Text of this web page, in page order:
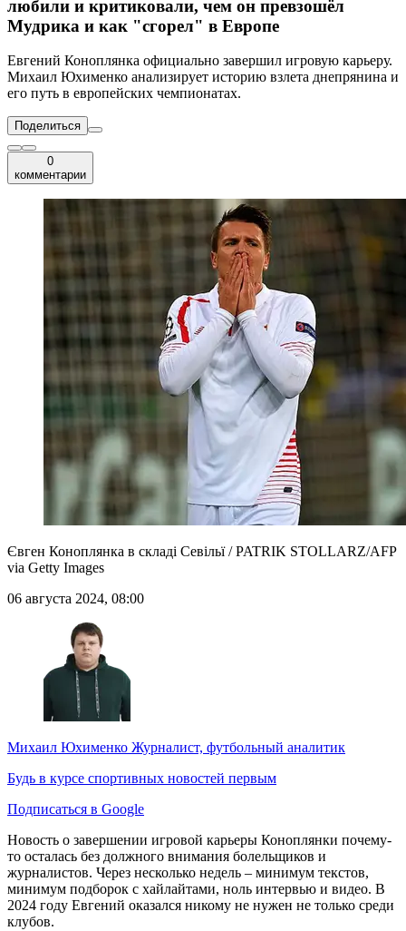
любили и критиковали, чем он превзошёл
Мудрика и как "сгорел" в Европе
Евгений Коноплянка официально завершил игровую карьеру.
Михаил Юхименко анализирует историю взлета днепрянина и
его путь в европейских чемпионатах.
Поделиться
0
комментарии
Євген Коноплянка в складі Севільї / PATRIK STOLLARZ/AFP
via Getty Images
06 августа 2024, 08:00
Михаил Юхименко Журналист, футбольный аналитик
Будь в курсе спортивных новостей первым
Подписаться в Google
Новость о завершении игровой карьеры Коноплянки почему-
то осталась без должного внимания болельщиков и
журналистов. Через несколько недель – минимум текстов,
минимум подборок с хайлайтами, ноль интервью и видео. В
2024 году Евгений оказался никому не нужен не только среди
клубов.